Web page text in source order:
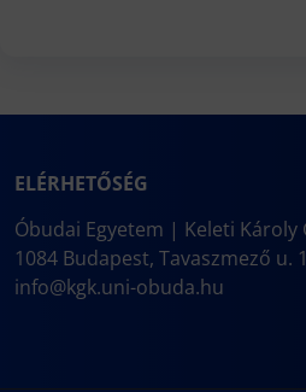
ELÉRHETŐSÉG
Óbudai Egyetem | Keleti Károly
1084 Budapest, Tavaszmező u.
info@kgk.uni-obuda.hu